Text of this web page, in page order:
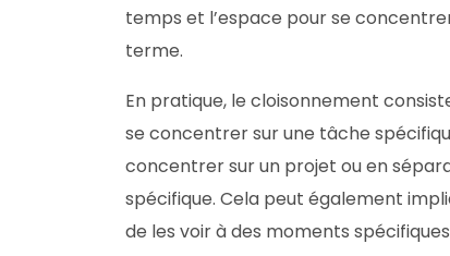
temps et l’espace pour se
terme.
En pratique, le cloisonnement
se concentrer sur une tâche
concentrer sur un projet ou en
spécifique. Cela peut également
de les voir à des moments